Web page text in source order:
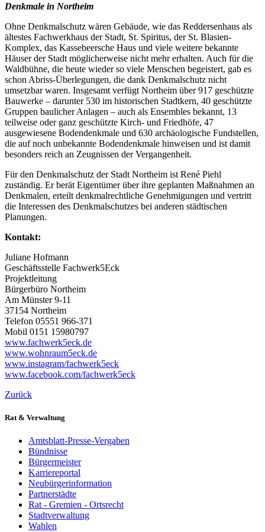
Denkmale in Northeim
Ohne Denkmalschutz wären Gebäude, wie das Reddersenhaus als
ältestes Fachwerkhaus der Stadt, St. Spiritus, der St. Blasien-
Komplex, das Kassebeersche Haus und viele weitere bekannte
Häuser der Stadt möglicherweise nicht mehr erhalten. Auch für die
Waldbühne, die heute wieder so viele Menschen begeistert, gab es
schon Abriss-Überlegungen, die dank Denkmalschutz nicht
umsetzbar waren. Insgesamt verfügt Northeim über 917 geschützte
Bauwerke – darunter 530 im historischen Stadtkern, 40 geschützte
Gruppen baulicher Anlagen – auch als Ensembles bekannt, 13
teilweise oder ganz geschützte Kirch- und Friedhöfe, 47
ausgewiesene Bodendenkmale und 630 archäologische Fundstellen,
die auf noch unbekannte Bodendenkmale hinweisen und ist damit
besonders reich an Zeugnissen der Vergangenheit.
Für den Denkmalschutz der Stadt Northeim ist René Piehl
zuständig. Er berät Eigentümer über ihre geplanten Maßnahmen an
Denkmalen, erteilt denkmalrechtliche Genehmigungen und vertritt
die Interessen des Denkmalschutzes bei anderen städtischen
Planungen.
Kontakt:
Juliane Hofmann
Geschäftsstelle Fachwerk5Eck
Projektleitung
Bürgerbüro Northeim
Am Münster 9-11
37154 Northeim
Telefon 05551 966-371
Mobil 0151 15980797
www.fachwerk5eck.de
www.wohnraum5eck.de
www.instagram/fachwerk5eck
www.facebook.com/fachwerk5eck
Zurück
Rat & Verwaltung
Amtsblatt-Presse-Vergaben
Bündnisse
Bürgermeister
Karriereportal
Neubürgerinformation
Partnerstädte
Rat - Gremien - Ortsrecht
Stadtverwaltung
Wahlen